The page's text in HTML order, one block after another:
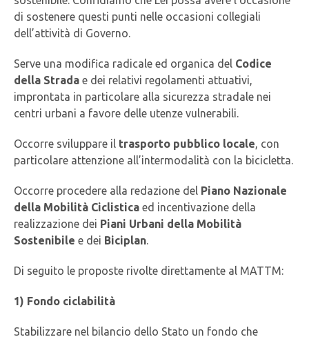
di sostenere questi punti nelle occasioni collegiali
dell’attività di Governo.
Serve una modifica radicale ed organica del Codice
della Strada e dei relativi regolamenti attuativi,
improntata in particolare alla sicurezza stradale nei
centri urbani a favore delle utenze vulnerabili.
Occorre sviluppare il trasporto pubblico locale , con
particolare attenzione all’intermodalità con la bicicletta.
Occorre procedere alla redazione del Piano Nazionale
della Mobilità Ciclistica ed incentivazione della
realizzazione dei Piani Urbani della Mobilità
Sostenibile e dei Biciplan
Di seguito le proposte rivolte direttamente al MATTM:
1) Fondo ciclabilità
Stabilizzare nel bilancio dello Stato un fondo che